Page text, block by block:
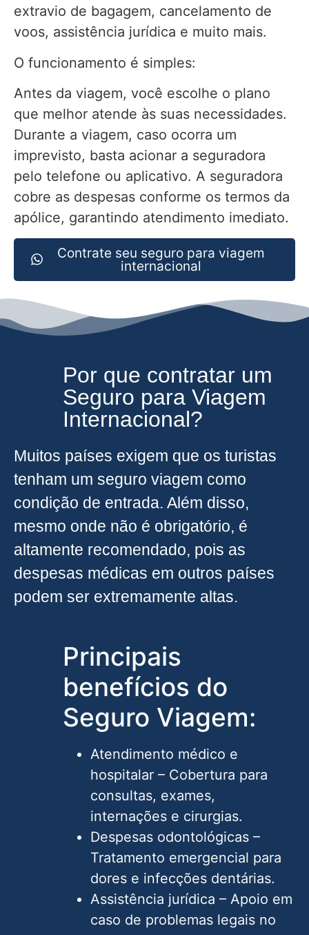
extravio de bagagem, cancelamento de
voos, assistência jurídica e muito mais.
O funcionamento é simples:
Antes da viagem, você escolhe o plano
que melhor atende às suas necessidades.
Durante a viagem, caso ocorra um
imprevisto, basta acionar a seguradora
pelo telefone ou aplicativo. A seguradora
cobre as despesas conforme os termos da
apólice, garantindo atendimento imediato.
Contrate seu seguro para viagem
internacional
Por que contratar um
Seguro para Viagem
Internacional?
Muitos países exigem que os turistas
tenham um seguro viagem como
condição de entrada. Além disso,
mesmo onde não é obrigatório, é
altamente recomendado, pois as
despesas médicas em outros países
podem ser extremamente altas.
Principais
benefícios do
Seguro Viagem:
Atendimento médico e
hospitalar – Cobertura para
consultas, exames,
internações e cirurgias.
Despesas odontológicas –
Tratamento emergencial para
dores e infecções dentárias.
Assistência jurídica – Apoio em
caso de problemas legais no